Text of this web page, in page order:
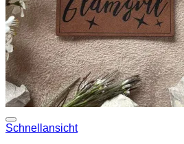
Schnellansicht